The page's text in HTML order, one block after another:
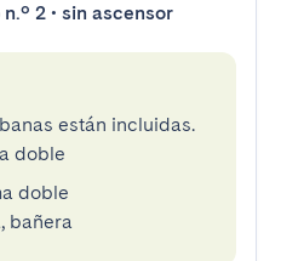
2 • sin ascensor
están incluidas.
doble
doble
bañera